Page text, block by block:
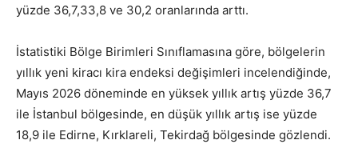
yüzde 36,7,33,8 ve 30,2 oranlarında arttı.
İstatistiki Bölge Birimleri Sınıflamasına göre, bölgelerin
yıllık yeni kiracı kira endeksi değişimleri incelendiğinde,
Mayıs 2026 döneminde en yüksek yıllık artış yüzde 36,7
ile İstanbul bölgesinde, en düşük yıllık artış ise yüzde
18,9 ile Edirne, Kırklareli, Tekirdağ bölgesinde gözlendi.